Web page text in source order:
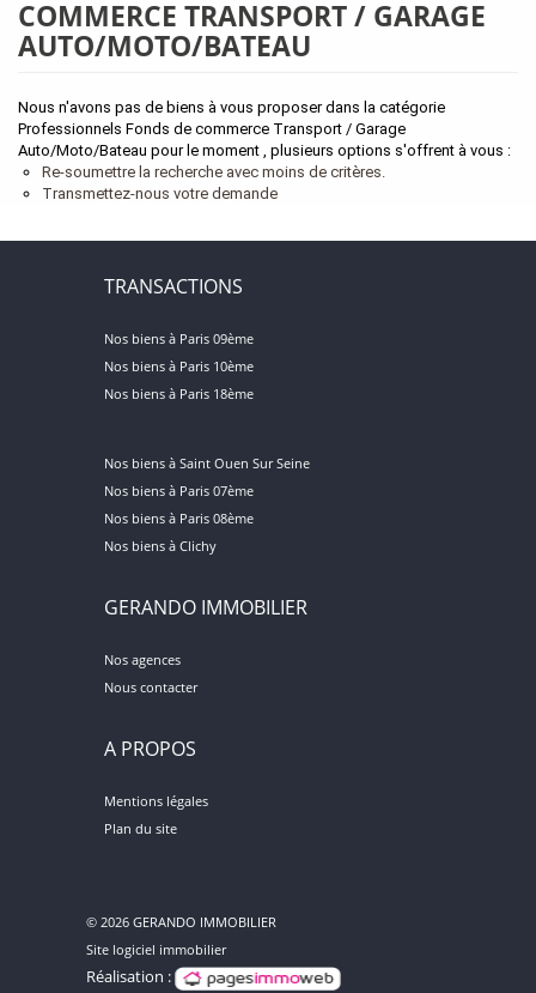
COMMERCE TRANSPORT / GARAGE
AUTO/MOTO/BATEAU
Nous n'avons pas de biens à vous proposer dans la catégorie
Professionnels Fonds de commerce Transport / Garage
Auto/Moto/Bateau pour le moment , plusieurs options s'offrent à vous :
Re-soumettre la recherche avec moins de critères.
Transmettez-nous votre demande
TRANSACTIONS
Nos biens à Paris 09ème
Nos biens à Paris 10ème
Nos biens à Paris 18ème
Nos biens à Saint Ouen Sur Seine
Nos biens à Paris 07ème
Nos biens à Paris 08ème
Nos biens à Clichy
GERANDO IMMOBILIER
Nos agences
Nous contacter
A PROPOS
Mentions légales
Plan du site
© 2026 GERANDO IMMOBILIER
Site logiciel immobilier
Réalisation :